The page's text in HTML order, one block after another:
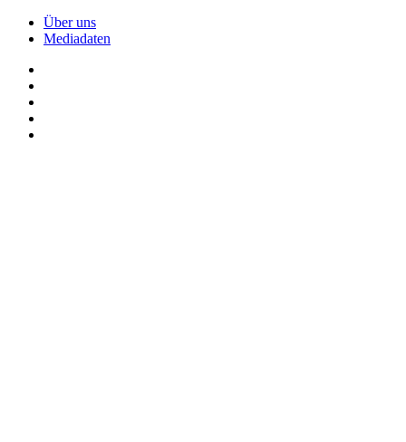
Über uns
Mediadaten